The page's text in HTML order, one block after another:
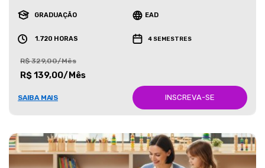
GRADUAÇÃO EAD
1.720 HORAS 4 SEMESTRES
R$ 329,00/Mês
R$ 139,00/Mês
SAIBA MAIS INSCREVA-SE